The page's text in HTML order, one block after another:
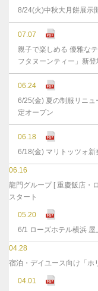
8/24(火)中秋大月餅展示
07.07
親子で楽しめる 優雅な
フタヌーンティー」新登
06.24
6/25(金) 夏の制服リニ
定オープン
06.18
6/18(金) マリトッツォ新
06.16
龍門グループ [ 重慶飯店・
スタート
05.20
6/1 ローズホテル横浜 屋
04.28
宿泊・デイユース向け「ホ
04.01